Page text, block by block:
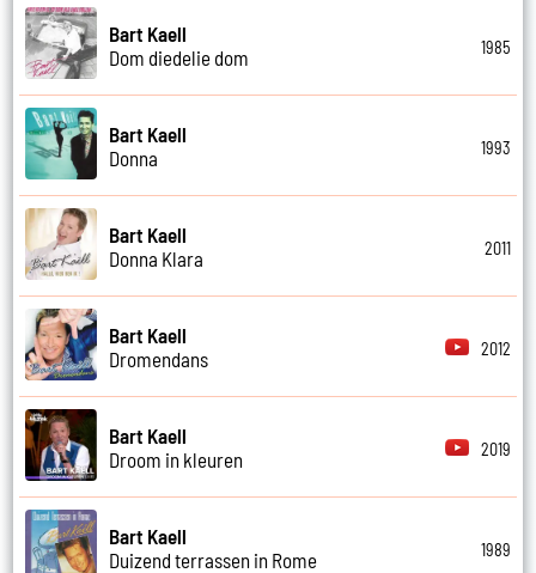
Bart Kaell
Dom diedelie dom
1985
Bart Kaell
Donna
1993
Bart Kaell
Donna Klara
2011
Bart Kaell
Dromendans
2012
Bart Kaell
Droom in kleuren
2019
Bart Kaell
Duizend terrassen in Rome
1989